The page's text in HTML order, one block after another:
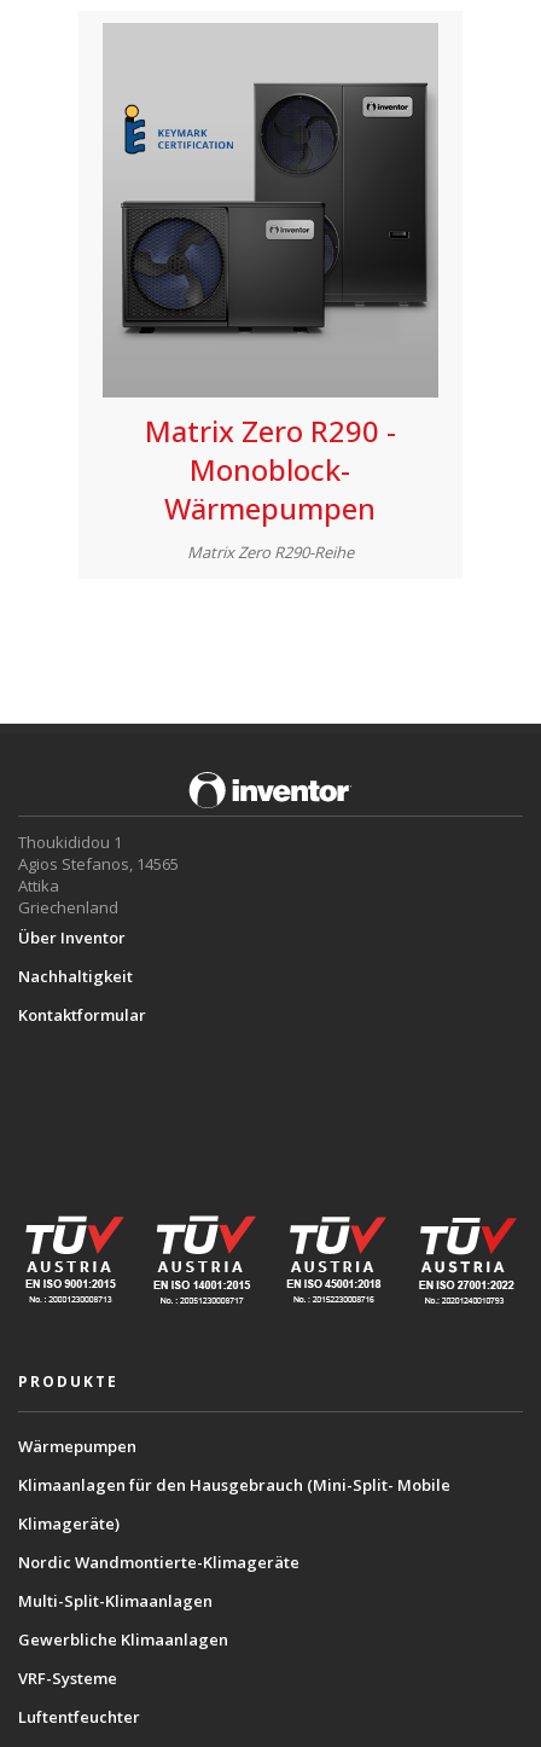
Matrix Zero R290 -
Monoblock-
Wärmepumpen
Matrix Zero R290-Reihe
Thoukididou 1
Agios Stefanos, 14565
Attika
Griechenland
Über Inventor
Nachhaltigkeit
Kontaktformular
PRODUKTE
Wärmepumpen
Klimaanlagen für den Hausgebrauch (Mini-Split- Mobile
Klimageräte)
Nordic Wandmontierte-Klimageräte
Multi-Split-Klimaanlagen
Gewerbliche Klimaanlagen
VRF-Systeme
Luftentfeuchter